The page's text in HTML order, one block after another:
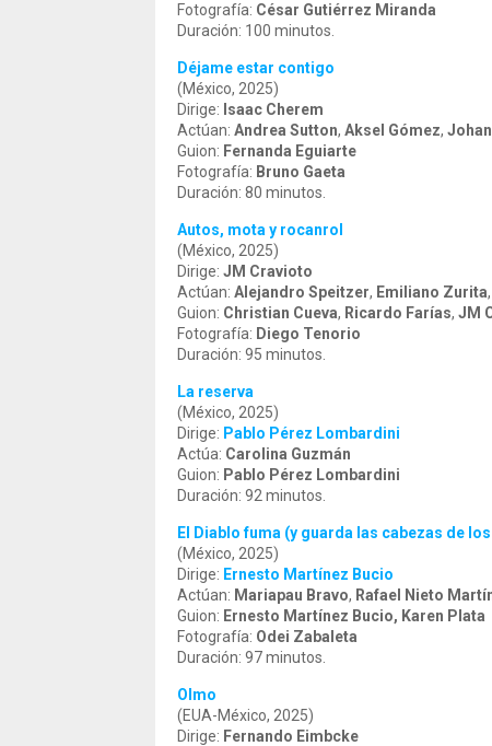
Fotografía: César Gutiérrez Miranda
Duración: 100 minutos.
Déjame estar contigo
(México, 2025)
Dirige: Isaac Cherem
Actúan: Andrea Sutton, Aksel Gómez,
Guion: Fernanda Eguiarte
Fotografía: Bruno Gaeta
Duración: 80 minutos.
Autos, mota y rocanrol
(México, 2025)
Dirige: JM Cravioto
Actúan: Alejandro Speitzer, Emiliano Zurita,
Guion: Christian Cueva, Ricardo Farías, JM
Fotografía: Diego Tenorio
Duración: 95 minutos.
La reserva
(México, 2025)
Dirige: Pablo Pérez Lombardini
Actúa: Carolina Guzmán
Guion: Pablo Pérez Lombardini
Duración: 92 minutos.
El Diablo fuma (y guarda las cabezas de
(México, 2025)
Dirige: Ernesto Martínez Bucio
Actúan: Mariapau Bravo, Rafael Nieto
Guion: Ernesto Martínez Bucio, Karen Plata
Fotografía: Odei Zabaleta
Duración: 97 minutos.
Olmo
(EUA-México, 2025)
Dirige: Fernando Eimbcke